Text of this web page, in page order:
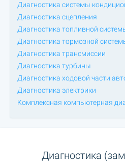
Диагностика системы
Диагностика сцепления
Диагностика топливной
Диагностика тормозной
Диагностика трансмиссии
Диагностика турбины
Диагностика ходовой части
Диагностика электрики
Комплексная компьютерная
Диагностика